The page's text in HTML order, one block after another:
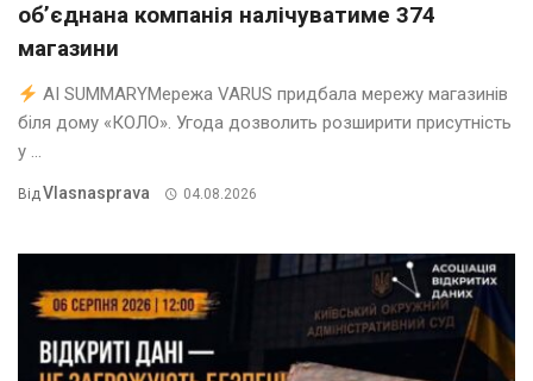
об’єднана компанія налічуватиме 374
магазини
AI SUMMARYМережа VARUS придбала мережу магазинів
біля дому «КОЛО». Угода дозволить розширити присутність
у ...
ВідVlasnasprava 04.08.2026